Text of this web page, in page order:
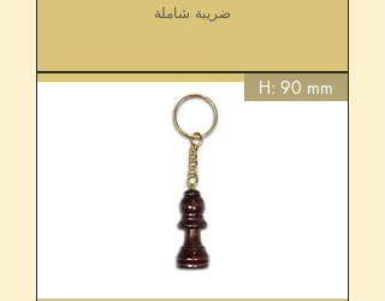
ضريبة شاملة
H: 90 mm